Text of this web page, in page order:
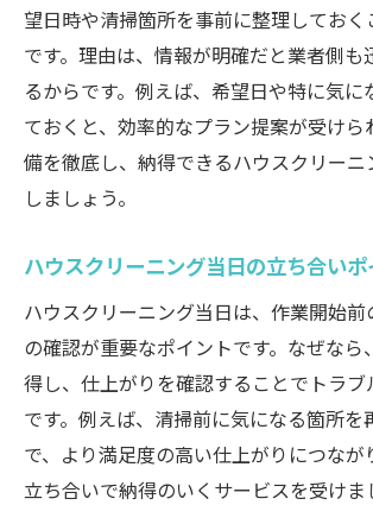
ハウスクリーニング依頼時に
要事項
追加料金の発生を防ぐハウス
の注意点
ハウスクリーニング契約前に
ービス内容
キャンセル規定などハウスク
トラブルを避けるためのハウ
グ事前準備
ハウスクリーニング後の満足度
ェックポイント
望日時や清掃箇所を事前に整理しておく
です。理由は、情報が明確だと業者側も
るからです。例えば、希望日や特に気に
ておくと、効率的なプラン提案が受けら
備を徹底し、納得できるハウスクリー
しましょう。
ハウスクリーニング当日の立ち合い
ハウスクリーニング当日は、作業開始
の確認が重要なポイントです。なぜなら
得し、仕上がりを確認することでトラブ
です。例えば、清掃前に気になる箇所を
で、より満足度の高い仕上がりにつなが
立ち合いで納得のいくサービスを受けま